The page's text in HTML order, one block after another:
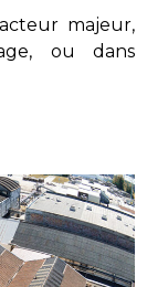
majeur,
ou dans